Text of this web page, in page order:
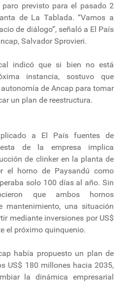
previsto para el pasado 2
de La Tablada. “Vamos a
de diálogo”, señaló a El País
Salvador Sprovieri.
indicó que si bien no está
instancia, sostuvo que
de Ancap para tomar
un plan de reestructura.
a El País fuentes de
de la empresa implica
de clinker en la planta de
el horno de Paysandú como
solo 100 días al año. Sin
que ambos hornos
mantenimiento, una situación
mediante inversiones por US$
el próximo quinquenio.
había propuesto un plan de
US$ 180 millones hacia 2035,
la dinámica empresarial